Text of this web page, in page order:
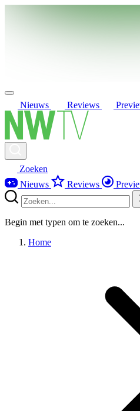
Nieuws Reviews
Zoeken
Nieuws
Reviews
Begin met typen om te zoeken...
Home